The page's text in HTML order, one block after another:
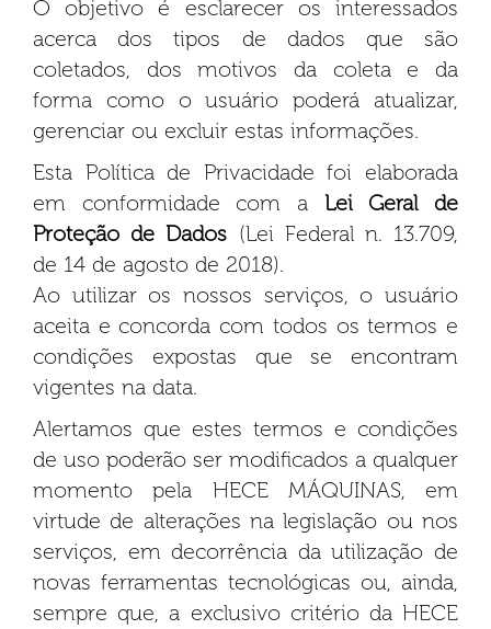
O objetivo é esclarecer os interessados
acerca dos tipos de dados que são
coletados, dos motivos da coleta e da
forma como o usuário poderá atualizar,
gerenciar ou excluir estas informações.
Esta Política de Privacidade foi elaborada
em conformidade com a Lei Geral de
Proteção de Dados (Lei Federal n. 13.709,
de 14 de agosto de 2018).
Ao utilizar os nossos serviços, o usuário
aceita e concorda com todos os termos e
condições expostas que se encontram
vigentes na data.
Alertamos que estes termos e condições
de uso poderão ser modificados a qualquer
momento pela HECE MÁQUINAS, em
virtude de alterações na legislação ou nos
serviços, em decorrência da utilização de
novas ferramentas tecnológicas ou, ainda,
sempre que, a exclusivo critério da HECE